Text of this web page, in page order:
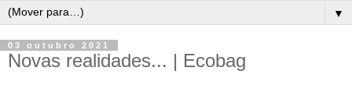
▼
03 outubro 2021
Novas realidades... | Ecobag